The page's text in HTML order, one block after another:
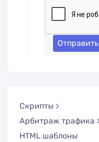
Отправить
Скрипты
Арбитраж трафика
HTML шаблоны